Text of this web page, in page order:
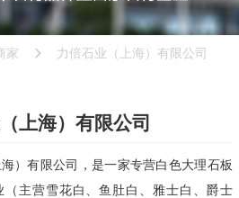
家 力倍石业（上海）有限公司
上海）有限公司
）有限公司，是一家专营白色大理石板
（主营雪花白、鱼肚白、雅士白、爵士